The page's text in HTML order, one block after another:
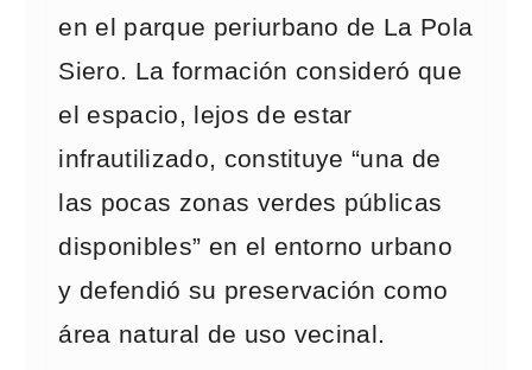
en el parque periurbano de La Pola
Siero. La formación consideró que
el espacio, lejos de estar
infrautilizado, constituye “una de
las pocas zonas verdes públicas
disponibles” en el entorno urbano
y defendió su preservación como
área natural de uso vecinal.